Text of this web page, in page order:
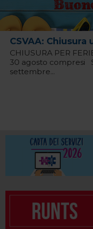
CSVAA:
CHIUSURA PER
30 agosto compresi
settembre...